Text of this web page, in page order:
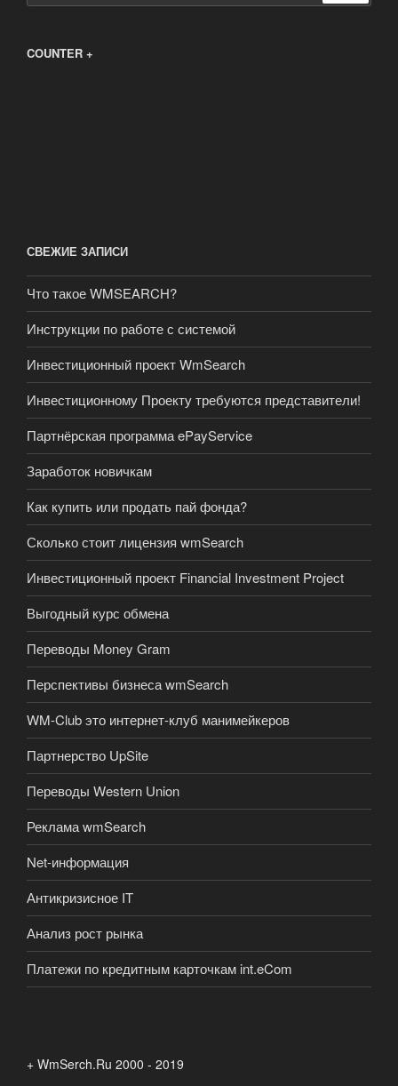
COUNTER +
СВЕЖИЕ ЗАПИСИ
Что такое WMSEARCH?
Инструкции по работе с системой
Инвестиционный проект WmSearch
Инвестиционному Проекту требуются представители!
Партнёрская программа ePayService
Заработок новичкам
Как купить или продать пай фонда?
Сколько стоит лицензия wmSearch
Инвестиционный проект Financial Investment Project
Выгодный курс обмена
Переводы Money Gram
Перспективы бизнеса wmSearch
WM-Club это интернет-клуб манимейкеров
Партнерство UpSite
Переводы Western Union
Реклама wmSearch
Net-информация
Антикризисное IT
Анализ рост рынка
Платежи по кредитным карточкам int.eCom
+ WmSerch.Ru 2000 - 2019